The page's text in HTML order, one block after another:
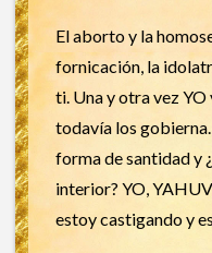
El aborto y la
fornicación, la
ti. Una y otra vez
todavía los gobierna.
forma de santidad y
interior? YO,
estoy castigando y